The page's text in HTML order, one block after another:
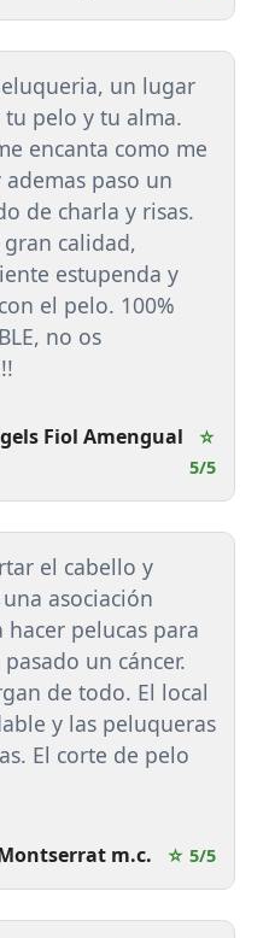
un lugar
pelo y tu alma.
encanta como me
paso un
de charla y risas.
calidad,
estupenda y
el pelo. 100%
no os
Fiol Amengual
☆
5/5
el cabello y
asociación
hacer pelucas para
un cáncer.
de todo. El local
y las peluqueras
El corte de pelo
m.c. ☆ 5/5